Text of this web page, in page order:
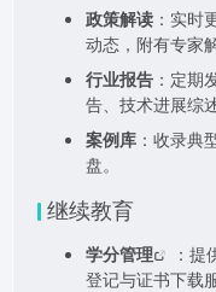
政策解读 ：实时
动态，附有专家
行业报告 ：定期
告、技术进展综述
案例库 ：收录典
盘。
继续教育
学分管理
：
登记与证书下载